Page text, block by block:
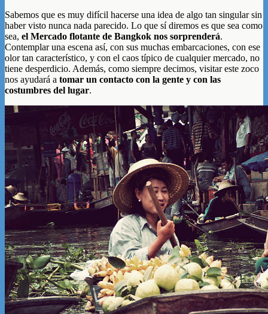
Sabemos que es muy difícil hacerse una idea de algo tan singular sin
haber visto nunca nada parecido. Lo que sí diremos es que sea como
sea, el Mercado flotante de Bangkok nos sorprenderá.
Contemplar una escena así, con sus muchas embarcaciones, con ese
olor tan característico, y con el caos típico de cualquier mercado, no
tiene desperdicio. Además, como siempre decimos, visitar este zoco
nos ayudará a tomar un contacto con la gente y con las
costumbres del lugar.